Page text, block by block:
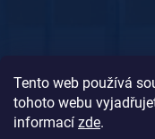
Tento web používá
tohoto webu
informací zde.
Doprava